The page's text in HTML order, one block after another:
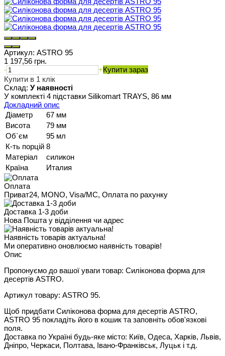
Артикул: ASTRO 95
1 197,56 грн.
-
+Купити зараз
Купити в 1 клік
Склад: У наявності
У комплекті 4 підставки Silikomart TRAYS, 86 мм
Докладний опис
Діаметр
67 мм
Висота
79 мм
Об`єм
95 мл
К-ть порцій 8
Матеріал
силикон
Країна
Италия
Оплата
Приват24, MONO, Visa/MC, Оплата по рахунку
Доставка 1-3 доби
Нова Пошта у відділення чи адрес
Наявність товарів актуальна!
Ми оперативно оновлюємо наявність товарів!
Опис
Пропонуємо до вашої уваги товар: Силіконова форма для
десертів ASTRO.
Артикул товару: ASTRO 95.
Щоб придбати Силіконова форма для десертів ASTRO,
ASTRO 95 покладіть його в кошик та заповніть обов'язкові
поля.
Доставка по Україні будь-яке місто: Київ, Одеса, Харків, Львів,
Дніпро, Черкаси, Полтава, Івано-Франківськ, Луцьк і т.д.